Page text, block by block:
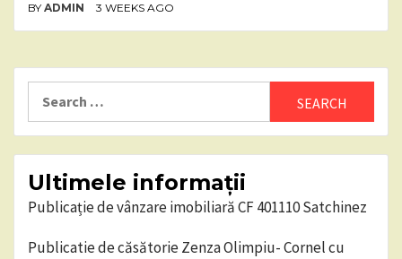
BY ADMIN 3 WEEKS AGO
Ultimele informații
Publicație de vânzare imobiliară CF 401110 Satchinez
Publicatie de căsătorie Zenza Olimpiu- Cornel cu